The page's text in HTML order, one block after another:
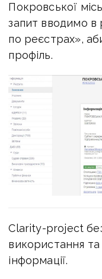
Покровської
запит вводимо в
по реєстрах»,
профіль.
Clarity-project
використання
інформації.